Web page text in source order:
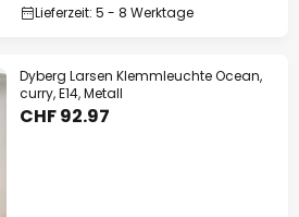
Lieferzeit: 5 - 8 Werktage
Dyberg Larsen Klemmleuchte Ocean,
curry, E14, Metall
CHF 92.97